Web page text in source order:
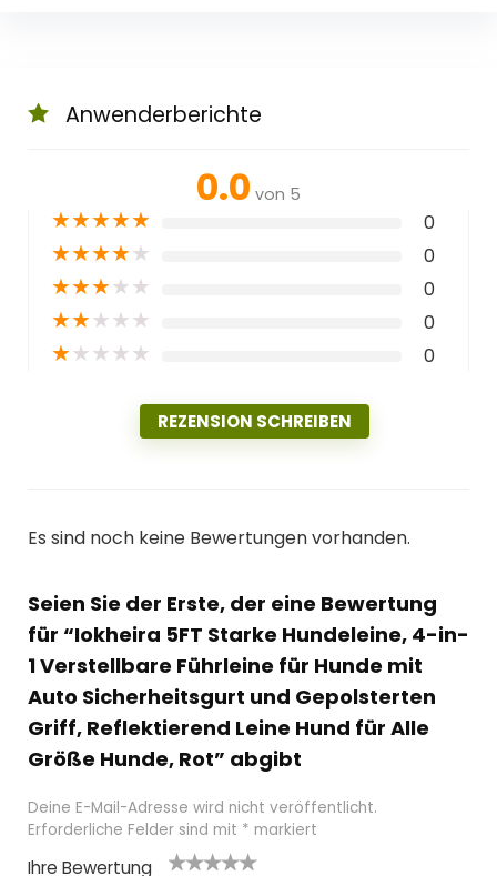
Anwenderberichte
0.0 von 5
★★★★★ 0
★★★★★ 0
★★★★★ 0
★★★★★ 0
★★★★★ 0
REZENSION SCHREIBEN
Es sind noch keine Bewertungen vorhanden.
Seien Sie der Erste, der eine Bewertung
für “Iokheira 5FT Starke Hundeleine, 4-in-
1 Verstellbare Führleine für Hunde mit
Auto Sicherheitsgurt und Gepolsterten
Griff, Reflektierend Leine Hund für Alle
Größe Hunde, Rot” abgibt
Deine E-Mail-Adresse wird nicht veröffentlicht.
Erforderliche Felder sind mit * markiert
Ihre Bewertung